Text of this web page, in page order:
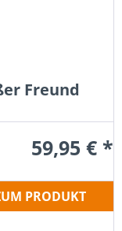
Freund
59,95 € *
PRODUKT